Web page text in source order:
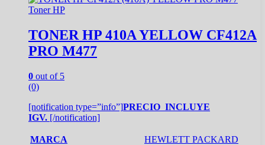
Toner HP
TONER HP 410A YELLOW CF412A
PRO M477
0 out of 5
(0)
[notification type=”info”]PRECIO INCLUYE
IGV. [/notification]
MARCA
HEWLETT PACKARD